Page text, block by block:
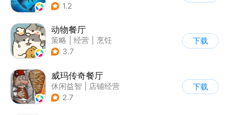
1.2
动物餐厅
策略 经营
烹饪
| 宠物
3.7
下载
威玛传奇餐厅
休闲益智
店铺经营
| 美食
2.7
下载